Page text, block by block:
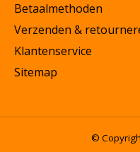
Betaalmethoden
Verzenden &
Klantenservice
Sitemap
©